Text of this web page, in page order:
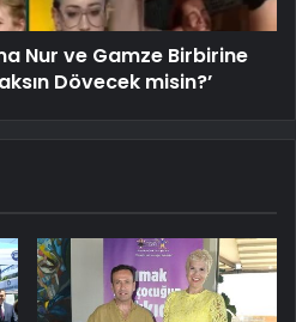
Nur ve Gamze Birbirine
Dövecek misin?’